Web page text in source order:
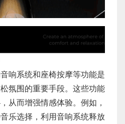
响系统和座椅按摩等功能是
氛围的重要手段。这些功能
从而增强情感体验。例如，
乐选择，利用音响系统释放